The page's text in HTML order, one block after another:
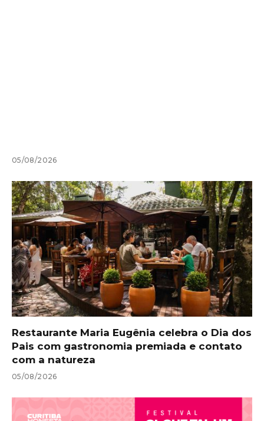
05/08/2026
Restaurante Maria Eugênia celebra o Dia dos
Pais com gastronomia premiada e contato
com a natureza
05/08/2026